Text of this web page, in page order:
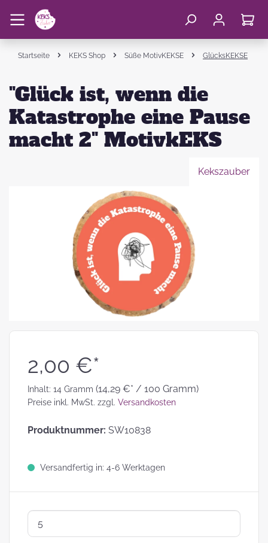
Startseite KEKS Shop Süße MotivKEKSE GlücksKEKSE
"Glück ist, wenn die
Katastrophe eine Pause
macht 2" MotivkEKS
Kekszauber
2,00 €*
Inhalt: 14 Gramm (14,29 €* / 100 Gramm)
Preise inkl. MwSt. zzgl. Versandkosten
Produktnummer: SW10838
Versandfertig in: 4-6 Werktagen